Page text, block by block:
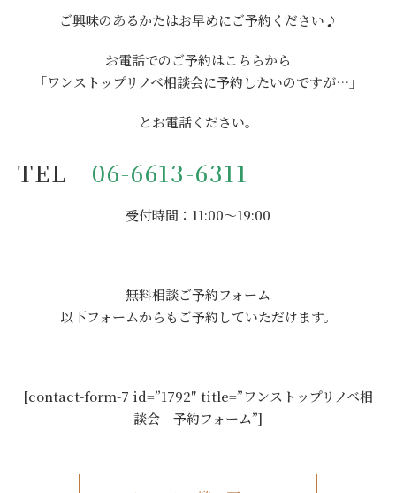
ご興味のあるかたはお早めにご予約ください♪
お電話でのご予約はこちらから
「ワンストップリノベ相談会に予約したいのですが…」
とお電話ください。
TEL 06-6613-6311
受付時間：11:00～19:00
無料相談ご予約フォーム
以下フォームからもご予約していただけます。
[contact-form-7 id=”1792″ title=”ワンストップリノベ相
談会 予約フォーム”]